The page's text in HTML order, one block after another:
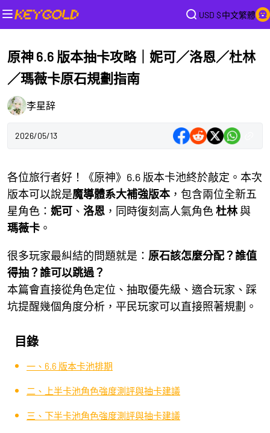
USD $中文繁體
原神 6.6 版本抽卡攻略｜妮可／洛恩／杜林
／瑪薇卡原石規劃指南
李星辞
2026/05/13
各位旅行者好！《原神》6.6 版本卡池終於敲定。本次
版本可以說是魔導體系大補強版本，包含兩位全新五
星角色： 妮可 、 洛恩 ，同時復刻高人氣角色杜林與
瑪薇卡 。
很多玩家最糾結的問題就是： 原石該怎麼分配？誰值
得抽？誰可以跳過？
本篇會直接從角色定位、抽取優先級、適合玩家、踩
坑提醒幾個角度分析，平民玩家可以直接照著規劃。
目錄
一、6.6 版本卡池排期
二、上半卡池角色強度測評與抽卡建議
三、下半卡池角色強度測評與抽卡建議